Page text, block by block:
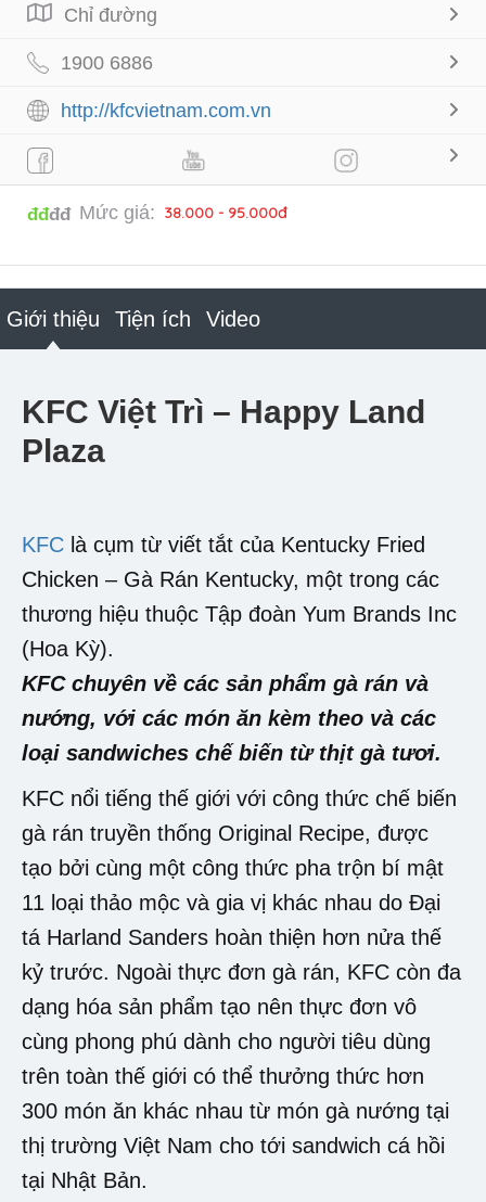
Chỉ đường
1900 6886
http://kfcvietnam.com.vn
đđđđ Mức giá: 38.000 - 95.000đ
Giới thiệu Tiện ích Video
KFC Việt Trì – Happy Land
Plaza
KFC là cụm từ viết tắt của Kentucky Fried
Chicken – Gà Rán Kentucky, một trong các
thương hiệu thuộc Tập đoàn Yum Brands Inc
(Hoa Kỳ).
KFC chuyên về các sản phẩm gà rán và
nướng, với các món ăn kèm theo và các
loại sandwiches chế biến từ thịt gà tươi.
KFC nổi tiếng thế giới với công thức chế biến
gà rán truyền thống Original Recipe, được
tạo bởi cùng một công thức pha trộn bí mật
11 loại thảo mộc và gia vị khác nhau do Đại
tá Harland Sanders hoàn thiện hơn nửa thế
kỷ trước. Ngoài thực đơn gà rán, KFC còn đa
dạng hóa sản phẩm tạo nên thực đơn vô
cùng phong phú dành cho người tiêu dùng
trên toàn thế giới có thể thưởng thức hơn
300 món ăn khác nhau từ món gà nướng tại
thị trường Việt Nam cho tới sandwich cá hồi
tại Nhật Bản.